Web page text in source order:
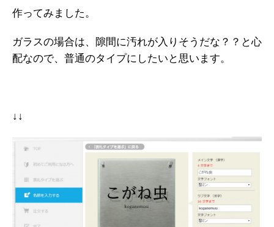
作ってみました。
ガラスの場合は、隙間に汚れが入りそうだな？？と心
配なので、普通のタイプにしたいと思います。
↓↓